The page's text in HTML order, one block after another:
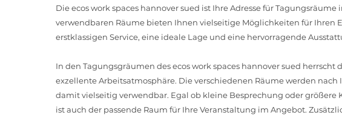
Die ecos work spaces hannover sued ist Ihre Adresse für Tagungsräume
verwendbaren Räume bieten Ihnen vielseitige Möglichkeiten für Ihren
erstklassigen Service, eine ideale Lage und eine hervorragende
In den Tagungsgräumen des ecos work spaces hannover sued herrscht
exzellente Arbeitsatmosphäre. Die verschiedenen Räume werden
damit vielseitig verwendbar. Egal ob kleine Besprechung oder größere
ist auch der passende Raum für Ihre Veranstaltung im Angebot.